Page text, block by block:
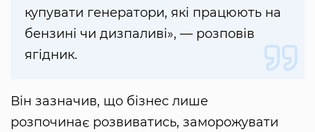
купувати генератори, які працюють на
бензині чи дизпаливі», — розповів
ягідник.
Він зазначив, що бізнес лише
розпочинає розвиватись, заморожувати